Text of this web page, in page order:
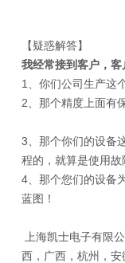
【疑惑解答】
我经常接到客户，客
1、你们公司生产这
2、那个精度上面有
3、那个你们的设备
程的，就算是使用
4、那个您们的设备
蓝图！
上海凯士电子有限
西，广西，杭州，